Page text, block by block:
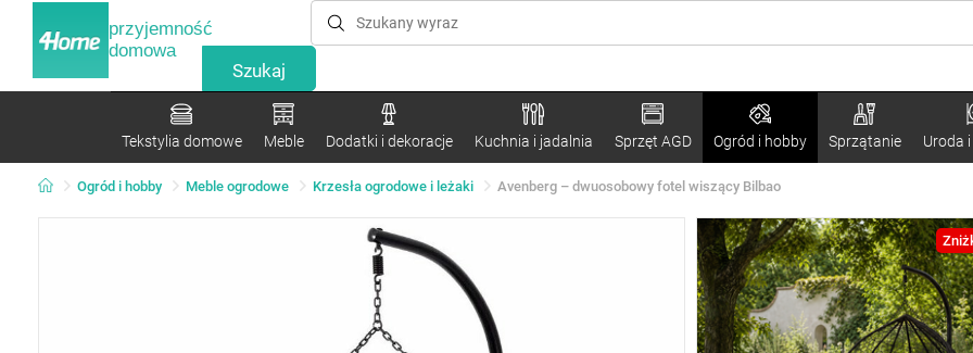
przyjemność
domowa
Tekstylia domowe Meble Dodatki i dekoracje Kuchnia i jadalnia Sprzęt AGD Ogród i hobby Sprzątanie Uroda
Ogród i hobby Meble ogrodowe Krzesła ogrodowe i leżaki Avenberg – dwuosobowy fotel wiszący Bilbao